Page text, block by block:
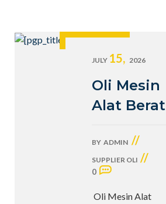
JULY 15, 2026
Oli Mesin
Alat Berat
BY ADMIN //
SUPPLIER OLI //
0
Oli Mesin Alat